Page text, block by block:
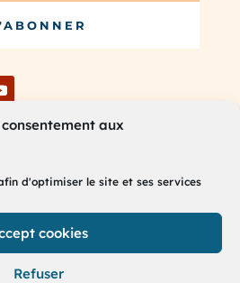
aux
d'optimiser le site et ses services
cookies
Refuser
Tous droits réservés.